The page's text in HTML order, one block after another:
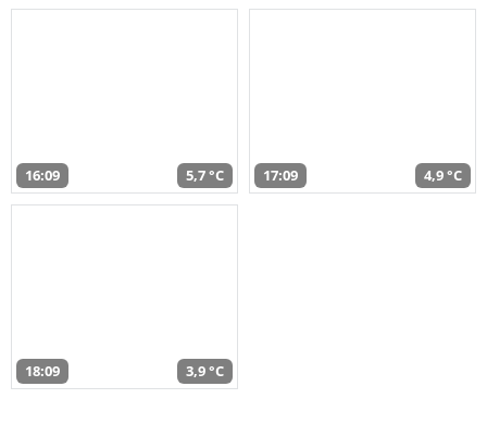
16:09 5,7 °C 17:09 4,9 °C
18:09 3,9 °C